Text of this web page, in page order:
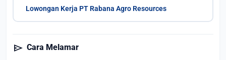
Lowongan Kerja PT Rabana Agro Resources
send Cara Melamar